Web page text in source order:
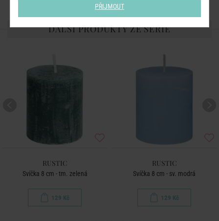
DALŠÍ PRODUKTY ZE SÉRIE
RUSTIC
Svíčka 8 cm - tm. zelená
129 Kč
RUSTIC
Svíčka 8 cm - sv. modrá
129 Kč
PŘIJMOUT